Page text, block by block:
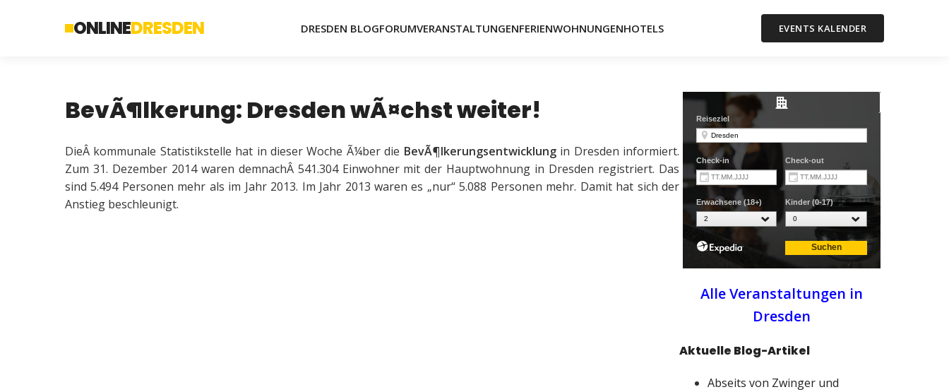
ONLINEDRESDEN DRESDEN BLOGFORUMVERANSTALTUNGENFERIENWOHNUNGENHOTELS EVENTS KALENDER
BevÃ¶lkerung: Dresden wÃ¤chst weiter!
DieÂ kommunale Statistikstelle hat in dieser Woche Ã¼ber die BevÃ¶lkerungsentwicklungin Dresden informiert.
Zum 31. Dezember 2014 waren demnachÂ 541.304 Einwohner mit der Hauptwohnung in Dresden registriert. Das
sind 5.494 Personen mehr als im Jahr 2013. Im Jahr 2013 waren es „nur“ 5.088 Personen mehr. Damit hat sich der
Anstieg beschleunigt.
Alle Veranstaltungen in
Dresden
Aktuelle Blog-Artikel
Abseits von Zwinger und